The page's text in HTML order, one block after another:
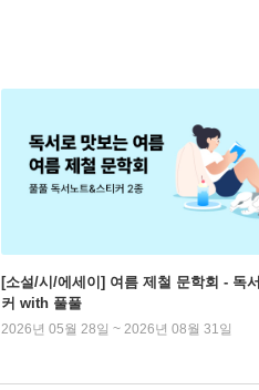
[소설/시/에세이] 여름 제철 문학회 - 독
커 with 풀풀
2026년 05월 28일 ~ 2026년 08월 31일